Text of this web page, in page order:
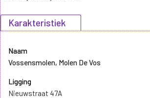
Karakteristiek
Naam
Vossensmolen, Molen De Vos
Ligging
Nieuwstraat 47A